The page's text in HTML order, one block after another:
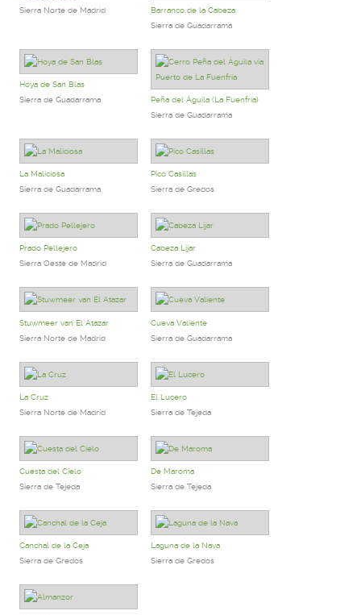
Sierra Norte de Madrid
Barranco de la Cabeza
Sierra de Guadarrama
Hoya de San Blas
Sierra de Guadarrama
Peña del Águila (La Fuenfría)
Sierra de Guadarrama
La Maliciosa
Sierra de Guadarrama
Pico Casillas
Sierra de Gredos
Prado Pellejero
Sierra Oeste de Madrid
Cabeza Líjar
Sierra de Guadarrama
Stuwmeer van El Atazar
Sierra Norte de Madrid
Cueva Valiente
Sierra de Guadarrama
La Cruz
Sierra Norte de Madrid
El Lucero
Sierra de Tejeda
Cuesta del Cielo
Sierra de Tejeda
De Maroma
Sierra de Tejeda
Canchal de la Ceja
Sierra de Gredos
Laguna de la Nava
Sierra de Gredos